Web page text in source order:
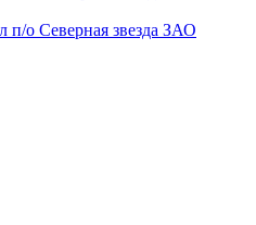
о Северная звезда ЗАО